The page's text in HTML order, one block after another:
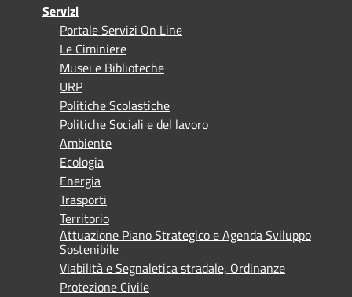
Servizi
Portale Servizi On Line
Le Ciminiere
Musei e Biblioteche
URP
Politiche Scolastiche
Politiche Sociali e del lavoro
Ambiente
Ecologia
Energia
Trasporti
Territorio
Attuazione Piano Strategico e Agenda Sviluppo
Sostenibile
Viabilità e Segnaletica stradale, Ordinanze
Protezione Civile